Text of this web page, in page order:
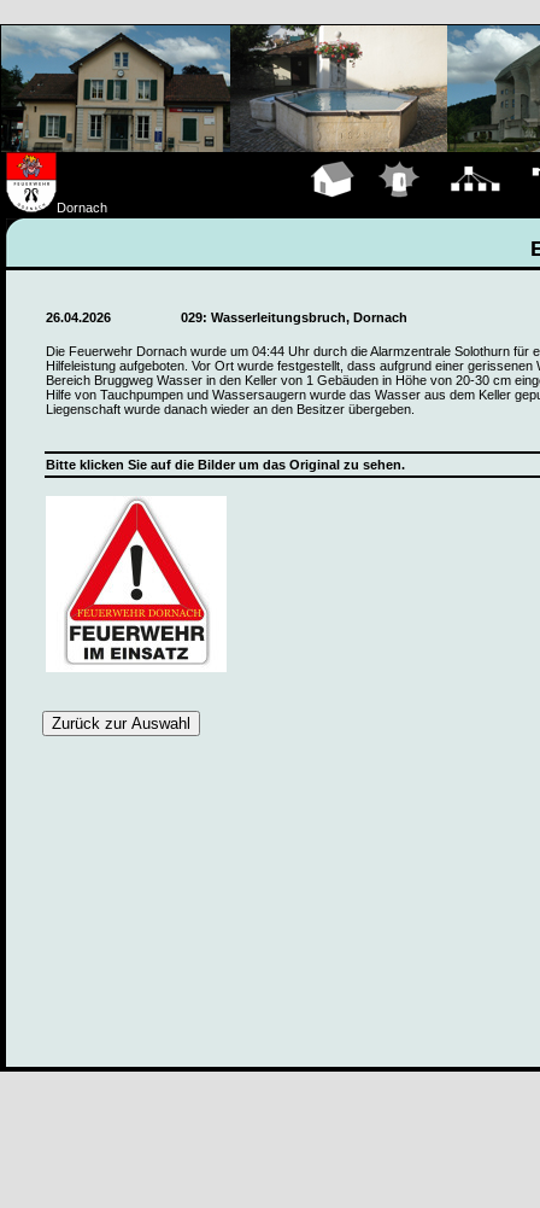
Dornach
26.04.2026 029: Wasserleitungsbruch, Dornach
Die Feuerwehr Dornach wurde um 04:44 Uhr durch die Alarmzentrale Solothurn für
Hilfeleistung aufgeboten. Vor Ort wurde festgestellt, dass aufgrund einer gerissenen
Bereich Bruggweg Wasser in den Keller von 1 Gebäuden in Höhe von 20-30 cm
Hilfe von Tauchpumpen und Wassersaugern wurde das Wasser aus dem Keller
Liegenschaft wurde danach wieder an den Besitzer übergeben.
Bitte klicken Sie auf die Bilder um das Original zu sehen.
Zurück zur Auswahl